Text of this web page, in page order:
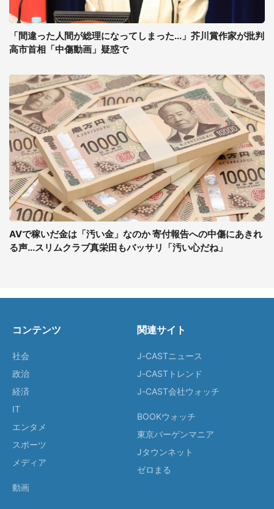
「間違った人間が総理になってしまった...」芥川賞作家が批判
高市首相「中傷動画」疑惑で
AVで稼いだ金は「汚い金」なのか 寄付報告への中傷にあきれ
る声...スリムクラブ真栄田もバッサリ「汚い心だね」
コンテンツ
社会
政治
経済
IT
エンタメ
スポーツ
メディア
動画
関連サイト
J-CASTニュース
J-CASTトレンド
J-CAST会社ウォッチ
BOOKウォッチ
東京バーゲンマニア
Jタウンネット
ゼロまる